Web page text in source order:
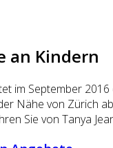
an Kindern
im September
Nähe von Zürich
Sie von Tanya